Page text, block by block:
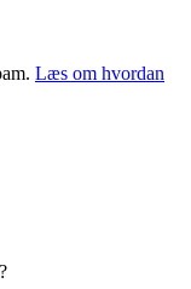
Læs om hvordan